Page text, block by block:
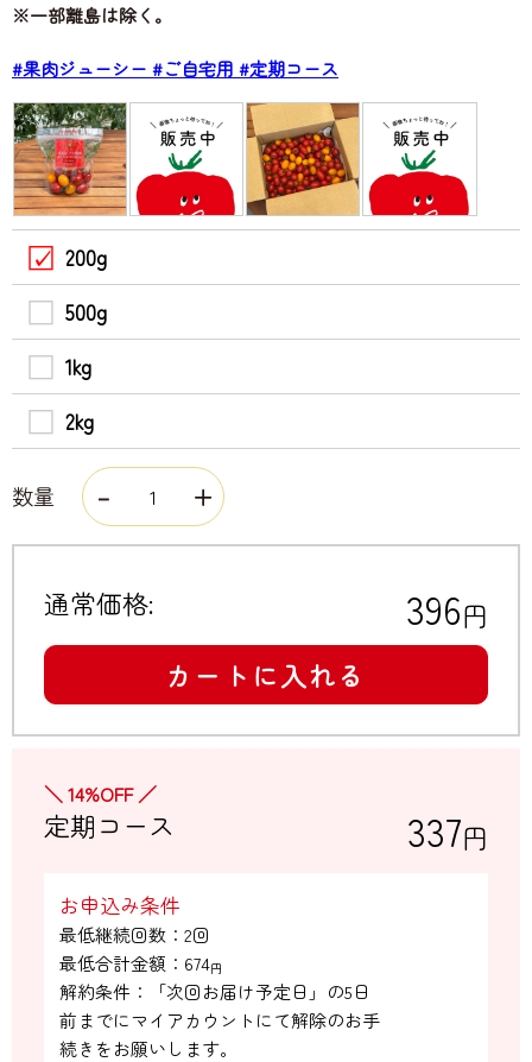
※一部離島は除く。
#果肉ジューシー #ご自宅用 #定期コース
200g
500g
1kg
2kg
数量
通常価格: 396円
カートに入れる
＼ 14%OFF ／
定期コース 337円
お申込み条件
最低継続回数：2回
最低合計金額： 674円
解約条件：「次回お届け予定日」の5日
前までにマイアカウントにて解除のお手
続きをお願いします。